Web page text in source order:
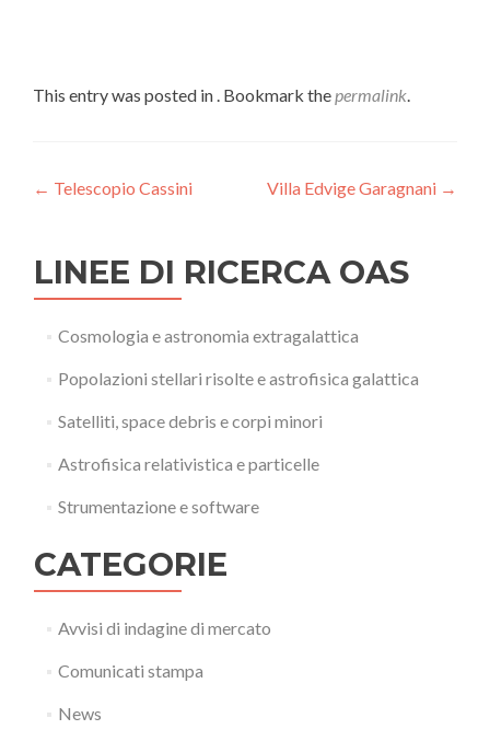
This entry was posted in . Bookmark thepermalink.
Post
← Telescopio Cassini Villa Edvige Garagnani →
LINEE DI RICERCA OAS
Cosmologia e astronomia extragalattica
Popolazioni stellari risolte e astrofisica galattica
Satelliti, space debris e corpi minori
Astrofisica relativistica e particelle
Strumentazione e software
CATEGORIE
Avvisi di indagine di mercato
Comunicati stampa
News